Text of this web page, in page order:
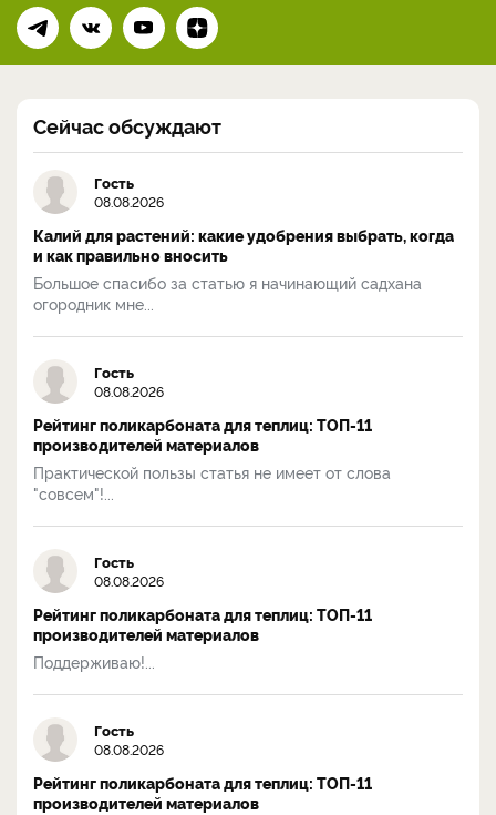
Сейчас обсуждают
Гость
08.08.2026
Калий для растений: какие удобрения выбрать, когда
и как правильно вносить
Большое спасибо за статью я начинающий садхана
огородник мне...
Гость
08.08.2026
Рейтинг поликарбоната для теплиц: ТОП-11
производителей материалов
Практической пользы статья не имеет от слова
"совсем"!...
Гость
08.08.2026
Рейтинг поликарбоната для теплиц: ТОП-11
производителей материалов
Поддерживаю!...
Гость
08.08.2026
Рейтинг поликарбоната для теплиц: ТОП-11
производителей материалов